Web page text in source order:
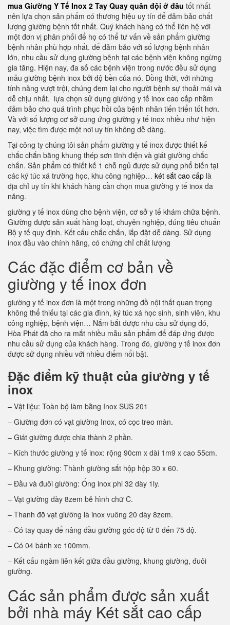
mua Giường Y Tế Inox 2 Tay Quay quân đội ở đâu tốt nhất
nên lựa chọn sản phẩm có thương hiệu uy tín để đảm bảo chất
lượng giường bệnh tốt nhất. Quý khách hàng có thể liên hệ với
một đơn vị phân phối để họ có thể tư vấn về sản phẩm giường
bệnh nhân phù hợp nhất. để đảm bảo với số lượng bệnh nhân
lớn, nhu cầu sử dụng giường bệnh tại các bệnh viện không ngừng
gia tăng. Hiện nay, đa số các bệnh viện trong nước đều sử dụng
mẫu giường bệnh inox bởi độ bền của nó. Đồng thời, với những
tính năng vượt trội, chúng đem lại cho người bệnh sự thoải mái và
dễ chịu nhất. lựa chọn sử dụng giường y tế inox cao cấp nhằm
đảm bảo cho quá trình phục hồi của bệnh nhân tiến triển tốt hơn.
Và với số lượng cơ sở cung ứng giường y tế inox nhiều như hiện
nay, việc tìm được một nơi uy tín không dễ dàng.
Tại công ty chúng tôi sản phẩm giường y tế inox được thiết kế
chắc chắn bằng khung thép sơn tĩnh điện và giát giường chắc
chắn. Sản phẩm có thiết kế 1 chỗ ngủ được sử dụng phổ biến tại
các ký túc xá trường học, khu công nghiệp… két sắt cao cấp là
địa chỉ uy tín khi khách hàng cần chọn mua giường y tế inox đa
năng.
giường y tế inox dùng cho bệnh viện, cơ sở y tế khám chữa bệnh.
Giường được sản xuất hàng loạt, chuyên nghiệp, đúng tiêu chuẩn
Bộ y tế quy định. Kết cấu chắc chắn, lắp đặt dễ dàng. Sử dụng
inox đầu vào chính hãng, có chứng chỉ chất lượng
Các đặc điểm cơ bản về
giường y tế inox đơn
giường y tế inox đơn là một trong những đồ nội thất quan trọng
không thể thiếu tại các gia đình, ký túc xá học sinh, sinh viên, khu
công nghiệp, bệnh viện… Nắm bắt được nhu cầu sử dụng đó,
Hòa Phát đã cho ra mắt nhiều mẫu sản phẩm để đáp ứng được
nhu cầu sử dụng của khách hàng. Trong đó, giường y tế inox đơn
được sử dụng nhiều với nhiều điểm nổi bật.
Đặc điểm kỹ thuật của giường y tế
inox
– Vật liệu: Toàn bộ làm bằng Inox SUS 201
– Giường đơn có vạt giường Inox, có cọc treo màn.
– Giát giường được chia thành 2 phần.
– Kích thước giường y tế inox: rộng 90cm x dài 1m9 x cao 55cm.
– Khung giường: Thành giường sắt hộp hộp 30 x 60.
– Đầu và đuôi giường: Ống inox phi 32 dày 1ly.
– Vạt giường dày 8zem bẻ hình chữ C.
– Thanh đỡ vạt giường là inox vuông 20 dày 8zem.
– Có tay quay để nâng đầu giường góc độ từ 0 đến 75 độ.
– Có 04 bánh xe 100mm.
– Kết cấu ngàm liên kết giữa đầu giường, khung giường, đuôi
giường.
Các sản phẩm được sản xuất
bởi nhà máy Két sắt cao cấp